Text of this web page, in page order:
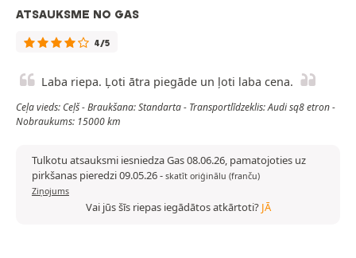
ATSAUKSME NO GAS
4/5
Laba riepa. Ļoti ātra piegāde un ļoti laba cena.
Ceļa vieds: Ceļš - Braukšana: Standarta - Transportlīdzeklis: Audi sq8 etron -
Nobraukums: 15000 km
Tulkotu atsauksmi iesniedza Gas 08.06.26, pamatojoties uz
pirkšanas pieredzi 09.05.26- skatīt oriģinālu (franču)
Ziņojums
Vai jūs šīs riepas iegādātos atkārtoti? JĀ